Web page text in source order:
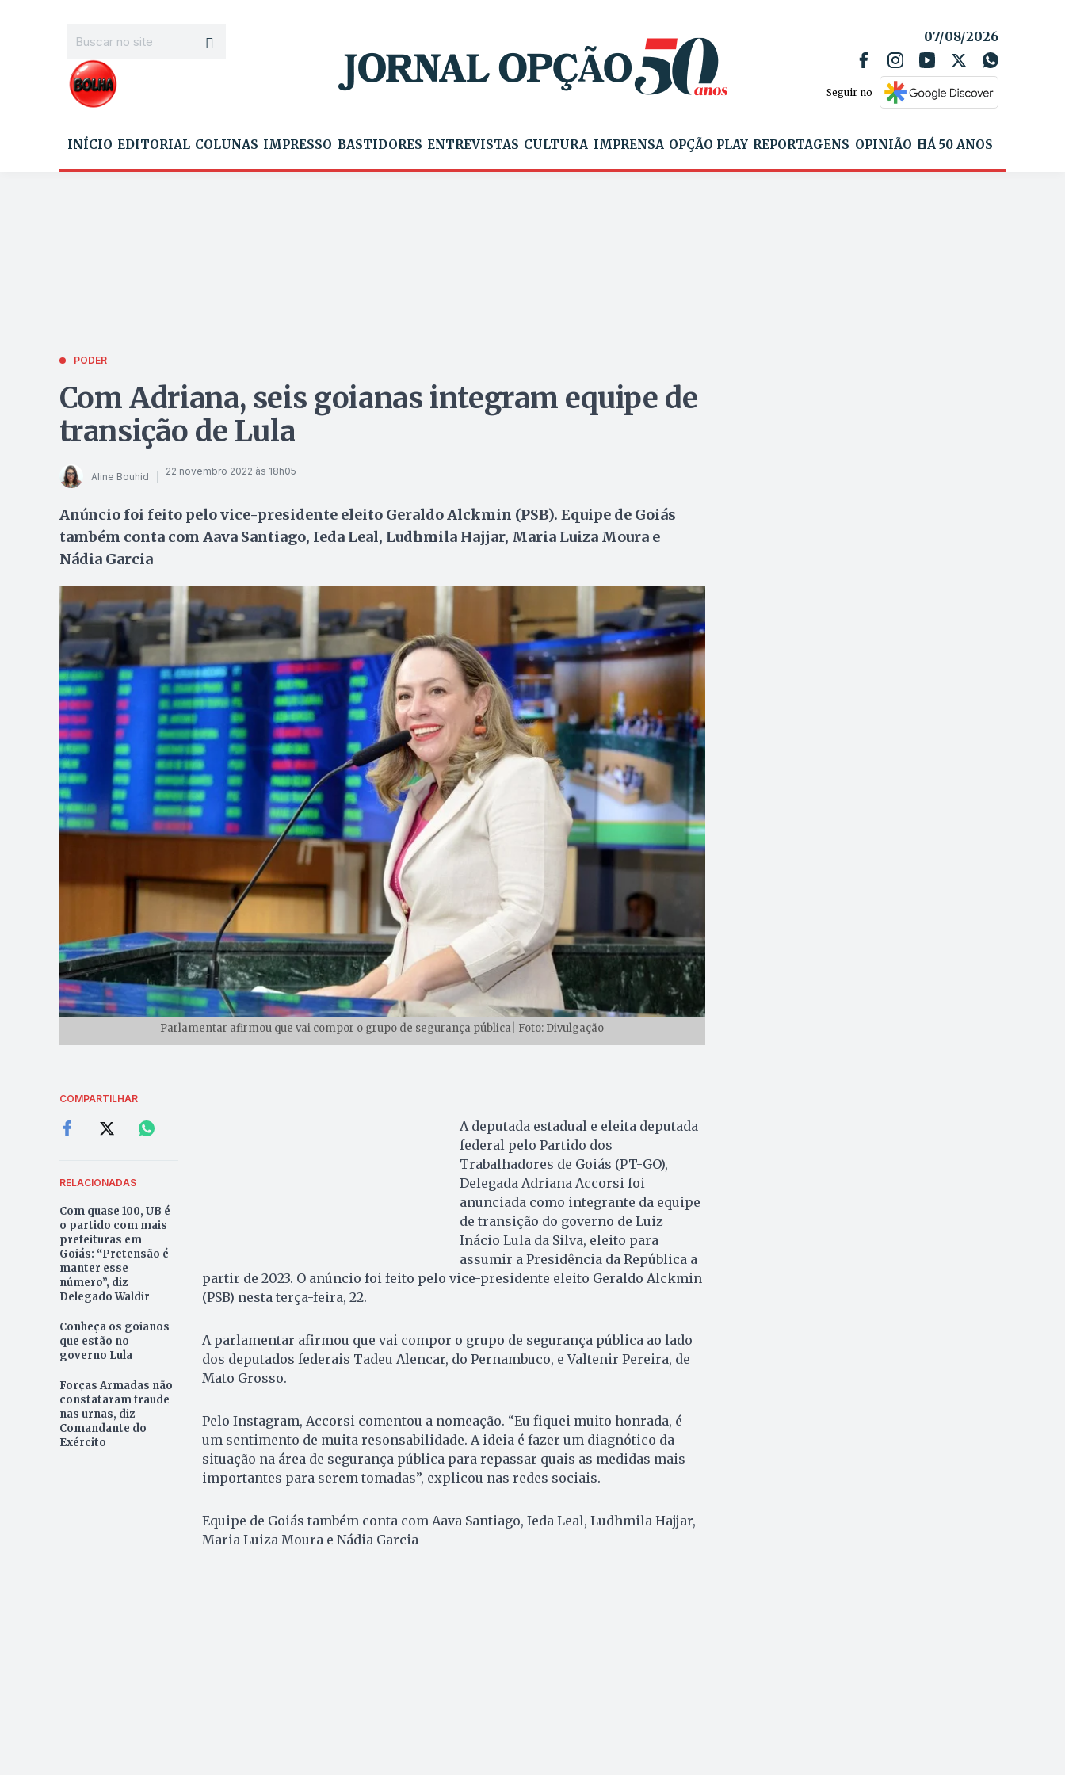
07/08/2026
Seguir no
INÍCIO EDITORIAL COLUNAS IMPRESSO BASTIDORES ENTREVISTAS CULTURA IMPRENSA OPÇÃO PLAY REPORTAGENS OPINIÃO HÁ 50 ANOS
PODER
Com Adriana, seis goianas integram equipe de
transição de Lula
Aline Bouhid 22 novembro 2022 às 18h05
Anúncio foi feito pelo vice-presidente eleito Geraldo Alckmin (PSB). Equipe de Goiás
também conta com Aava Santiago, Ieda Leal, Ludhmila Hajjar, Maria Luiza Moura e
Nádia Garcia
Parlamentar afirmou que vai compor o grupo de segurança pública| Foto: Divulgação
COMPARTILHAR
RELACIONADAS
Com quase 100, UB é
o partido com mais
prefeituras em
Goiás: “Pretensão é
manter esse
número”, diz
Delegado Waldir
Conheça os goianos
que estão no
governo Lula
Forças Armadas não
constataram fraude
nas urnas, diz
Comandante do
Exército
A deputada estadual e eleita deputada
federal pelo Partido dos
Trabalhadores de Goiás (PT-GO),
Delegada Adriana Accorsi foi
anunciada como integrante da equipe
de transição do governo de Luiz
Inácio Lula da Silva, eleito para
assumir a Presidência da República a
partir de 2023. O anúncio foi feito pelo vice-presidente eleito Geraldo Alckmin
(PSB) nesta terça-feira, 22.
A parlamentar afirmou que vai compor o grupo de segurança pública ao lado
dos deputados federais Tadeu Alencar, do Pernambuco, e Valtenir Pereira, de
Mato Grosso.
Pelo Instagram, Accorsi comentou a nomeação. “Eu fiquei muito honrada, é
um sentimento de muita resonsabilidade. A ideia é fazer um diagnótico da
situação na área de segurança pública para repassar quais as medidas mais
importantes para serem tomadas”, explicou nas redes sociais.
Equipe de Goiás também conta com Aava Santiago, Ieda Leal, Ludhmila Hajjar,
Maria Luiza Moura e Nádia Garcia